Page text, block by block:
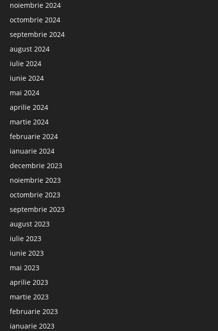
noiembrie 2024
octombrie 2024
septembrie 2024
august 2024
iulie 2024
iunie 2024
mai 2024
aprilie 2024
martie 2024
februarie 2024
ianuarie 2024
decembrie 2023
noiembrie 2023
octombrie 2023
septembrie 2023
august 2023
iulie 2023
iunie 2023
mai 2023
aprilie 2023
martie 2023
februarie 2023
ianuarie 2023